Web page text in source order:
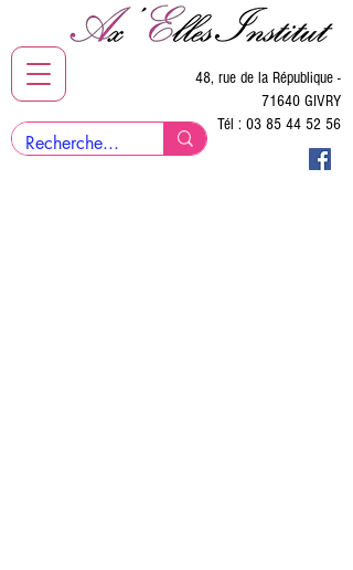
48, rue de la République -
71640 GIVRY
Tél : 03 85 44 52 56